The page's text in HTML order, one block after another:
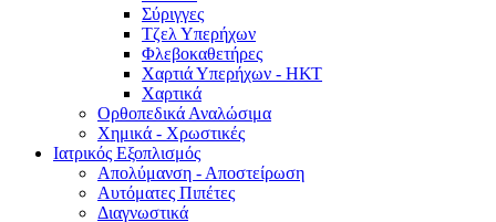
Σύριγγες
Τζελ Υπερήχων
Φλεβοκαθετήρες
Χαρτιά Υπερήχων - ΗΚΤ
Χαρτικά
Ορθοπεδικά Αναλώσιμα
Χημικά - Χρωστικές
Ιατρικός Εξοπλισμός
Απολύμανση - Αποστείρωση
Αυτόματες Πιπέτες
Διαγνωστικά